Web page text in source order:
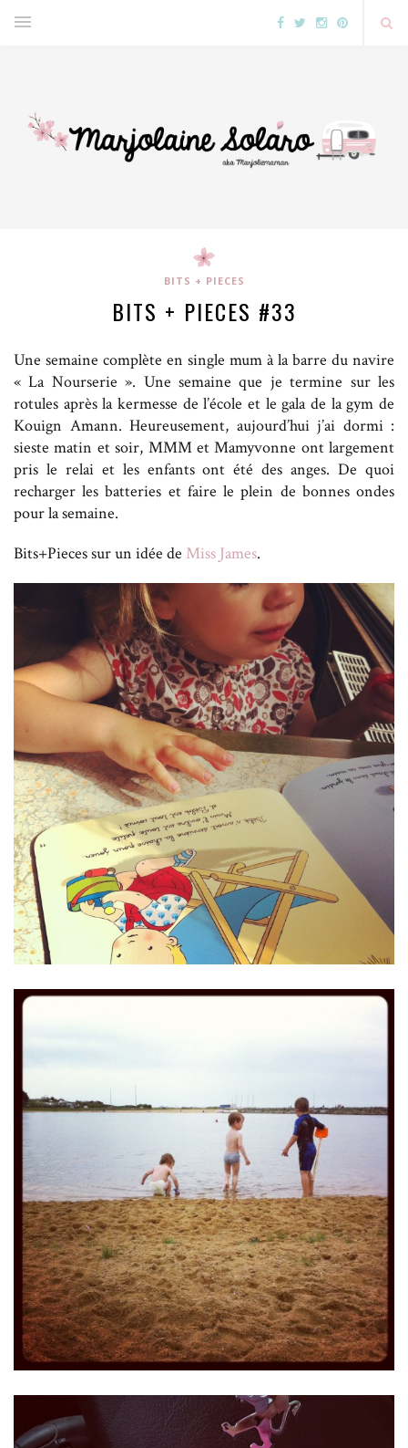
BITS + PIECES
BITS + PIECES #33
Une semaine complète en single mum à la barre du navire
« La Nourserie ». Une semaine que je termine sur les
rotules après la kermesse de l’école et le gala de la gym de
Kouign Amann. Heureusement, aujourd’hui j’ai dormi :
sieste matin et soir, MMM et Mamyvonne ont largement
pris le relai et les enfants ont été des anges. De quoi
recharger les batteries et faire le plein de bonnes ondes
pour la semaine.
Bits+Pieces sur un idée de Miss James.